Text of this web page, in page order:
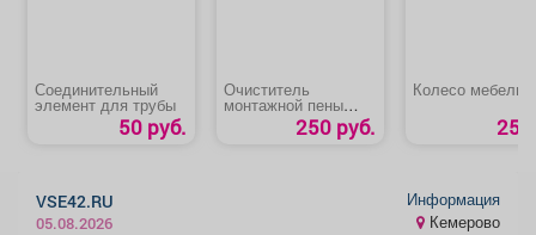
Соединительный
элемент для трубы
50 руб.
Очиститель
монтажной пены
«HAUSER»250 руб.
Колесо
25
VSE42.RU
05.08.2026
Информация
Кемерово